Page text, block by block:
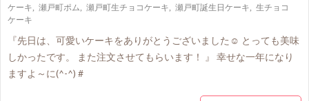
ケーキ
瀬戸町ポム 瀬戸町生チョコケーキ 瀬戸町誕生日ケーキ
生チョコ
ケーキ
『先日は、可愛いケーキをありがとうございました☺️ とっても美味
しかったです。 また注文させてもらいます！ 』 幸せな一年になり
ますよ～に(^-^) #